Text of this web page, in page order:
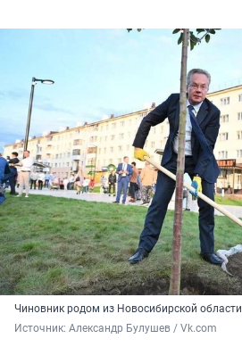
Чиновник родом из Новосибирской области
Источник: Александр Булушев / Vk.com